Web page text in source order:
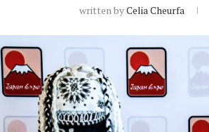
written byCelia Cheurfa